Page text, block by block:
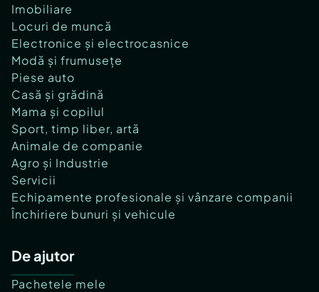
Imobiliare
Locuri de muncă
Electronice și electrocasnice
Modă și frumusețe
Piese auto
Casă și grădină
Mama și copilul
Sport, timp liber, artă
Animale de companie
Agro și Industrie
Servicii
Echipamente profesionale și vânzare companii
Închiriere bunuri și vehicule
De ajutor
Pachetele mele